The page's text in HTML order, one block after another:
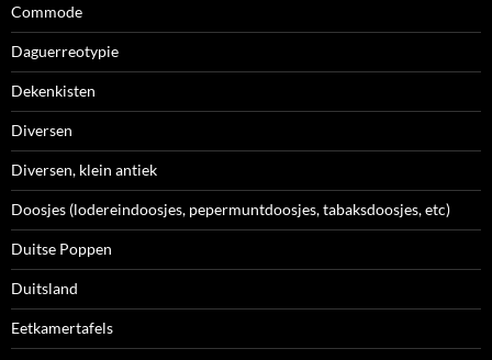
Commode
Daguerreotypie
Dekenkisten
Diversen
Diversen, klein antiek
Doosjes (lodereindoosjes, pepermuntdoosjes, tabaksdoosjes, etc)
Duitse Poppen
Duitsland
Eetkamertafels